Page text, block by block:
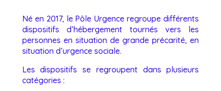
Né en 2017, le Pôle Urgence regroupe différents
dispositifs d’hébergement tournés vers les
personnes en situation de grande précarité, en
situation d’urgence sociale.
Les dispositifs se regroupent dans plusieurs
catégories :